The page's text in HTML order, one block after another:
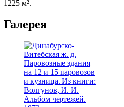
1225 м².
Галерея